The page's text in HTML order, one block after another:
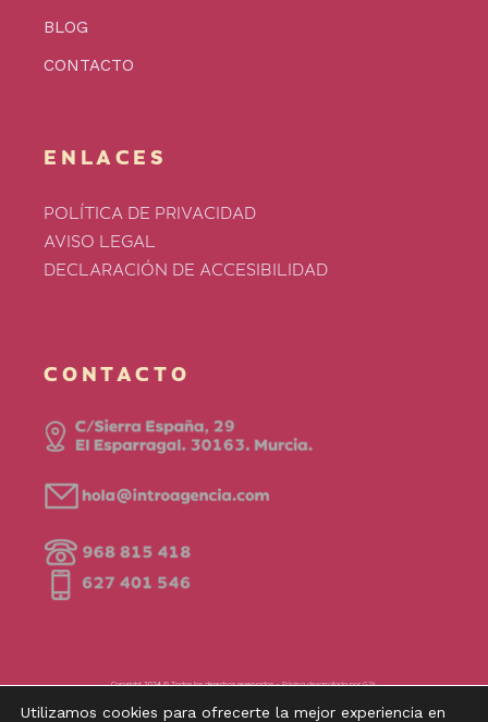
BLOG
CONTACTO
ENLACES
POLÍTICA DE PRIVACIDAD
AVISO LEGAL
DECLARACIÓN DE ACCESIBILIDAD
CONTACTO
Copyright 2024 © Todos los derechos reservados –Página desarrollada por G2k
Utilizamos cookies para ofrecerte la mejor experiencia en